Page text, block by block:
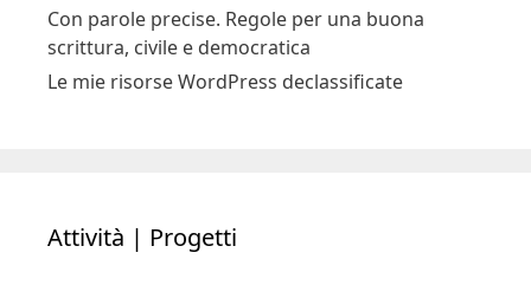
Con parole precise. Regole per una buona
scrittura, civile e democratica
Le mie risorse WordPress declassificate
Attività | Progetti